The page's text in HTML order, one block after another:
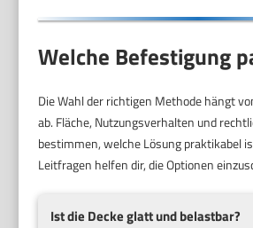
Welche Befestigung
Die Wahl der richtigen Methode hängt
ab. Fläche, Nutzungsverhalten und
bestimmen, welche Lösung praktikabel
Leitfragen helfen dir, die Optionen
Ist die Decke glatt und belastbar?